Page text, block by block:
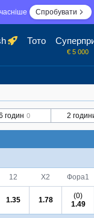
Спробувати
Тото
€ 5 000
годин 0 2
12 X2 Фора1
1.35 1.78
(0)
1.49